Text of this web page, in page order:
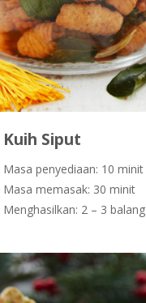
Kuih Siput
Masa penyediaan: 10 minit
Masa memasak: 30 minit
Menghasilkan: 2 – 3 balang